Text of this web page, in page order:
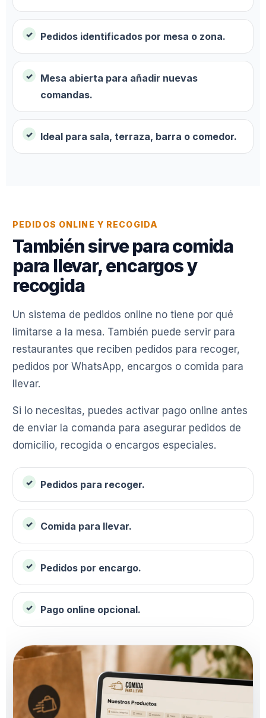
Pedidos identificados por mesa o zona.
Mesa abierta para añadir nuevas
comandas.
Ideal para sala, terraza, barra o comedor.
PEDIDOS ONLINE Y RECOGIDA
También sirve para comida
para llevar, encargos y
recogida
Un sistema de pedidos online no tiene por qué
limitarse a la mesa. También puede servir para
restaurantes que reciben pedidos para recoger,
pedidos por WhatsApp, encargos o comida para
llevar.
Si lo necesitas, puedes activar pago online antes
de enviar la comanda para asegurar pedidos de
domicilio, recogida o encargos especiales.
Pedidos para recoger.
Comida para llevar.
Pedidos por encargo.
Pago online opcional.